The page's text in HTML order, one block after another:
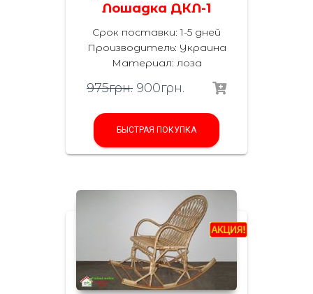
Лошадка ДКЛ-1
Срок поставки: 1-5 дней
Производитель: Украина
Материал: лоза
975грн. 900грн.
БЫСТРАЯ ПОКУПКА